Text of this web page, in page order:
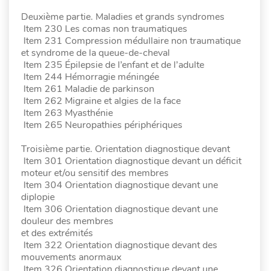
Deuxième partie. Maladies et grands syndromes
Item 230 Les comas non traumatiques
Item 231 Compression médullaire non traumatique
et syndrome de la queue-de-cheval
Item 235 Épilepsie de l’enfant et de l’adulte
Item 244 Hémorragie méningée
Item 261 Maladie de parkinson
Item 262 Migraine et algies de la face
Item 263 Myasthénie
Item 265 Neuropathies périphériques
Troisième partie. Orientation diagnostique devant
Item 301 Orientation diagnostique devant un déficit
moteur et/ou sensitif des membres
Item 304 Orientation diagnostique devant une
diplopie
Item 306 Orientation diagnostique devant une
douleur des membres
et des extrémités
Item 322 Orientation diagnostique devant des
mouvements anormaux